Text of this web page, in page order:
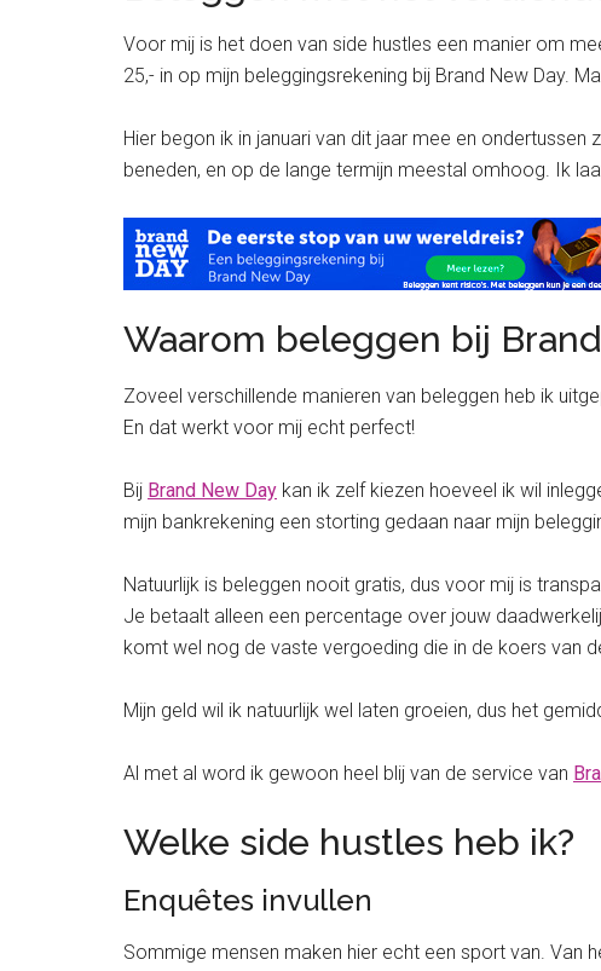
Voor mij is het doen van side hustles een manier om
25,- in op mijn beleggingsrekening bij Brand New Day.
Hier begon ik in januari van dit jaar mee en
beneden, en op de lange termijn meestal omhoog. Ik
Waarom beleggen bij
Zoveel verschillende manieren van beleggen heb ik
En dat werkt voor mij echt perfect!
Bij Brand New Day kan ik zelf kiezen hoeveel ik wil
mijn bankrekening een storting gedaan naar mijn
Natuurlijk is beleggen nooit gratis, dus voor mij is
Je betaalt alleen een percentage over jouw
komt wel nog de vaste vergoeding die in de koers van
Mijn geld wil ik natuurlijk wel laten groeien, dus het
Al met al word ik gewoon heel blij van de service van
Welke side hustles heb ik?
Enquêtes invullen
Sommige mensen maken hier echt een sport van. Van